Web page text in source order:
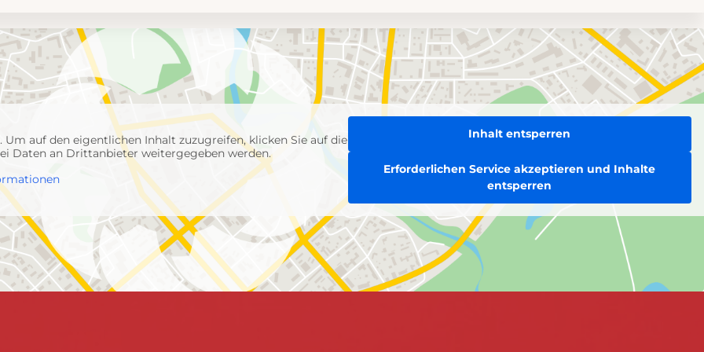
. Um auf den eigentlichen Inhalt zuzugreifen, klicken Sie auf die
Daten an Drittanbieter weitergegeben werden.
Inhalt entsperren
Erforderlichen Service akzeptieren und Inhalte
entsperren